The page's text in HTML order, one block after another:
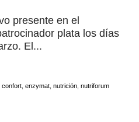
presente en el
plata los días
El...
confort, enzymat, nutrición, nutriforum